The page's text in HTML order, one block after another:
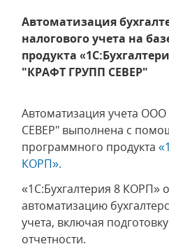
Автоматизация
налогового учета на
продукта
"КРАФТ ГРУПП СЕВЕР"
Автоматизация учета
СЕВЕР" выполнена с
программного продукта
КОРП».
«1С:Бухгалтерия 8 КОРП»
автоматизацию
учета, включая
отчетности.